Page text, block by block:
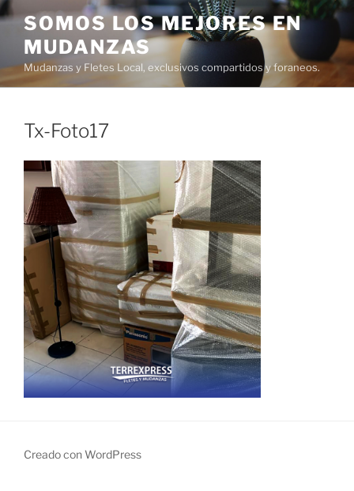
Ir
contenido
SOMOS LOS MEJORES EN
MUDANZAS
Mudanzas y Fletes Local, exclusivos compartidos y foraneos.
Tx-Foto17
Creado con WordPress